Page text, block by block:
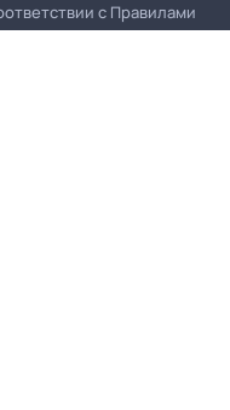
с Правилами